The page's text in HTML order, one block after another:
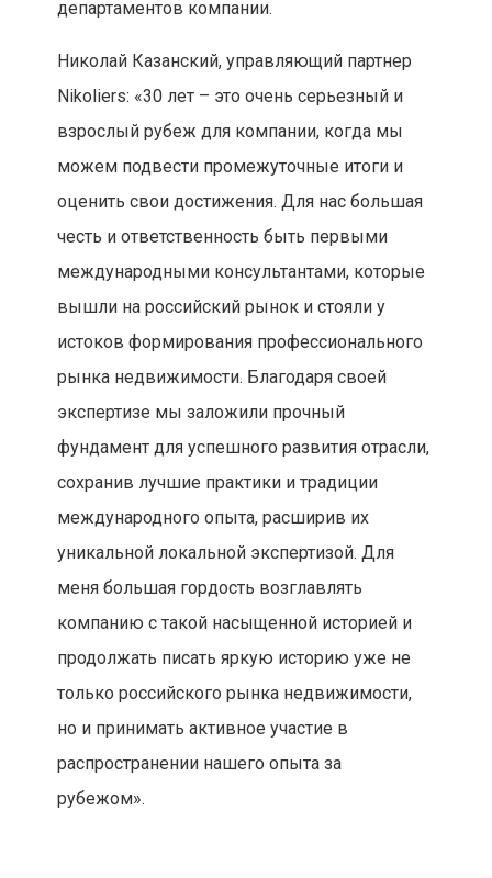
департаментов компании.
Николай Казанский, управляющий партнер
Nikoliers: «30 лет – это очень серьезный и
взрослый рубеж для компании, когда мы
можем подвести промежуточные итоги и
оценить свои достижения. Для нас большая
честь и ответственность быть первыми
международными консультантами, которые
вышли на российский рынок и стояли у
истоков формирования профессионального
рынка недвижимости. Благодаря своей
экспертизе мы заложили прочный
фундамент для успешного развития отрасли,
сохранив лучшие практики и традиции
международного опыта, расширив их
уникальной локальной экспертизой. Для
меня большая гордость возглавлять
компанию с такой насыщенной историей и
продолжать писать яркую историю уже не
только российского рынка недвижимости,
но и принимать активное участие в
распространении нашего опыта за
рубежом».